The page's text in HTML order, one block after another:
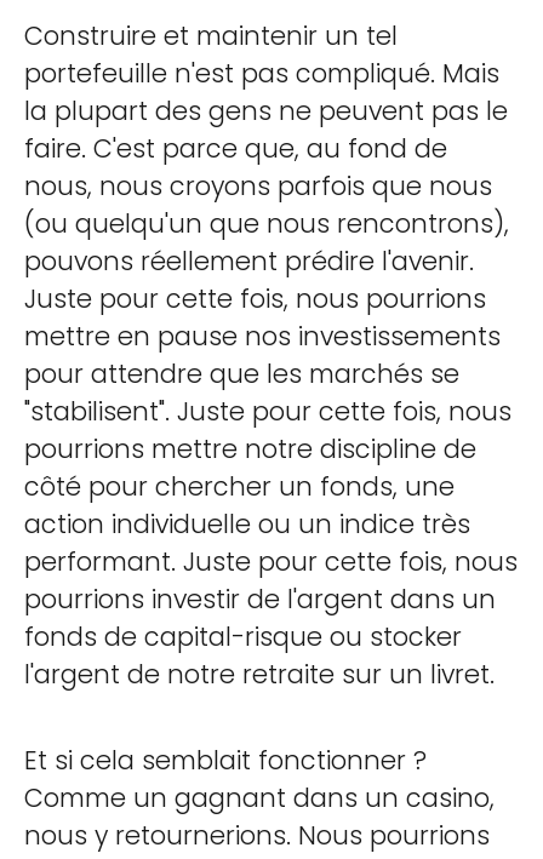
Construire et maintenir un tel
portefeuille n'est pas compliqué. Mais
la plupart des gens ne peuvent pas le
faire. C'est parce que, au fond de
nous, nous croyons parfois que nous
(ou quelqu'un que nous rencontrons),
pouvons réellement prédire l'avenir.
Juste pour cette fois, nous pourrions
mettre en pause nos investissements
pour attendre que les marchés se
"stabilisent". Juste pour cette fois, nous
pourrions mettre notre discipline de
côté pour chercher un fonds, une
action individuelle ou un indice très
performant. Juste pour cette fois, nous
pourrions investir de l'argent dans un
fonds de capital-risque ou stocker
l'argent de notre retraite sur un livret.
Et si cela semblait fonctionner ?
Comme un gagnant dans un casino,
nous y retournerions. Nous pourrions